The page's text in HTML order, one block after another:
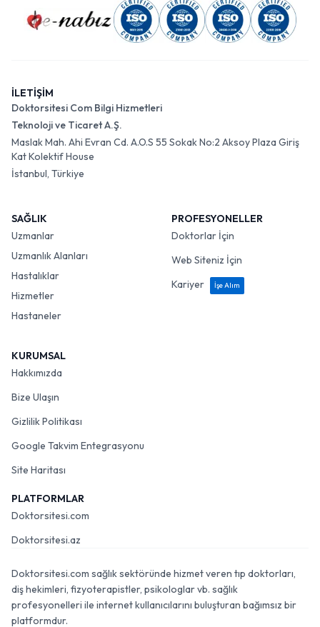
İLETİŞİM
Doktorsitesi Com Bilgi Hizmetleri
Teknoloji ve Ticaret A.Ş.
Maslak Mah. Ahi Evran Cd. A.O.S 55 Sokak No:2 Aksoy Plaza Giriş
Kat Kolektif House
İstanbul, Türkiye
SAĞLIK
Uzmanlar
Uzmanlık Alanları
Hastalıklar
Hizmetler
Hastaneler
PROFESYONELLER
Doktorlar İçin
Web Siteniz İçin
Kariyer
İşe Alım
KURUMSAL
Hakkımızda
Bize Ulaşın
Gizlilik Politikası
Google Takvim Entegrasyonu
Site Haritası
PLATFORMLAR
Doktorsitesi.com
Doktorsitesi.az
Doktorsitesi.com sağlık sektöründe hizmet veren tıp doktorları,
diş hekimleri, fizyoterapistler, psikologlar vb. sağlık
profesyonelleri ile internet kullanıcılarını buluşturan bağımsız bir
platformdur.